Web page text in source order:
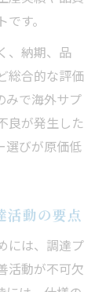
す。
、納期、品
総合的な評価
みで海外サプ
良が発生した
選びが原価低
活動の要点
には、調達プ
活動が不可欠